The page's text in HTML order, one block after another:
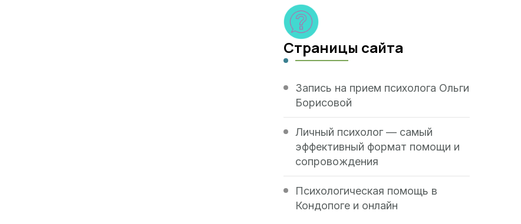
Страницы сайта
Запись на прием психолога Ольги
Борисовой
Личный психолог — самый
эффективный формат помощи и
сопровождения
Психологическая помощь в
Кондопоге и онлайн